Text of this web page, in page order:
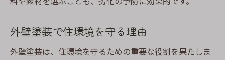
未来を見据えた外壁と屋根メンテナンス
外壁塗装で住環境を守る理由
外壁塗装は、住環境を守るための重要な役割を果たしま